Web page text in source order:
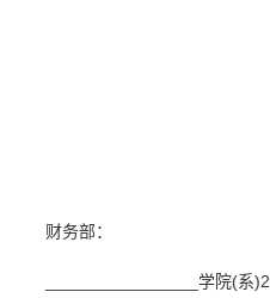
财务部：
学院(系